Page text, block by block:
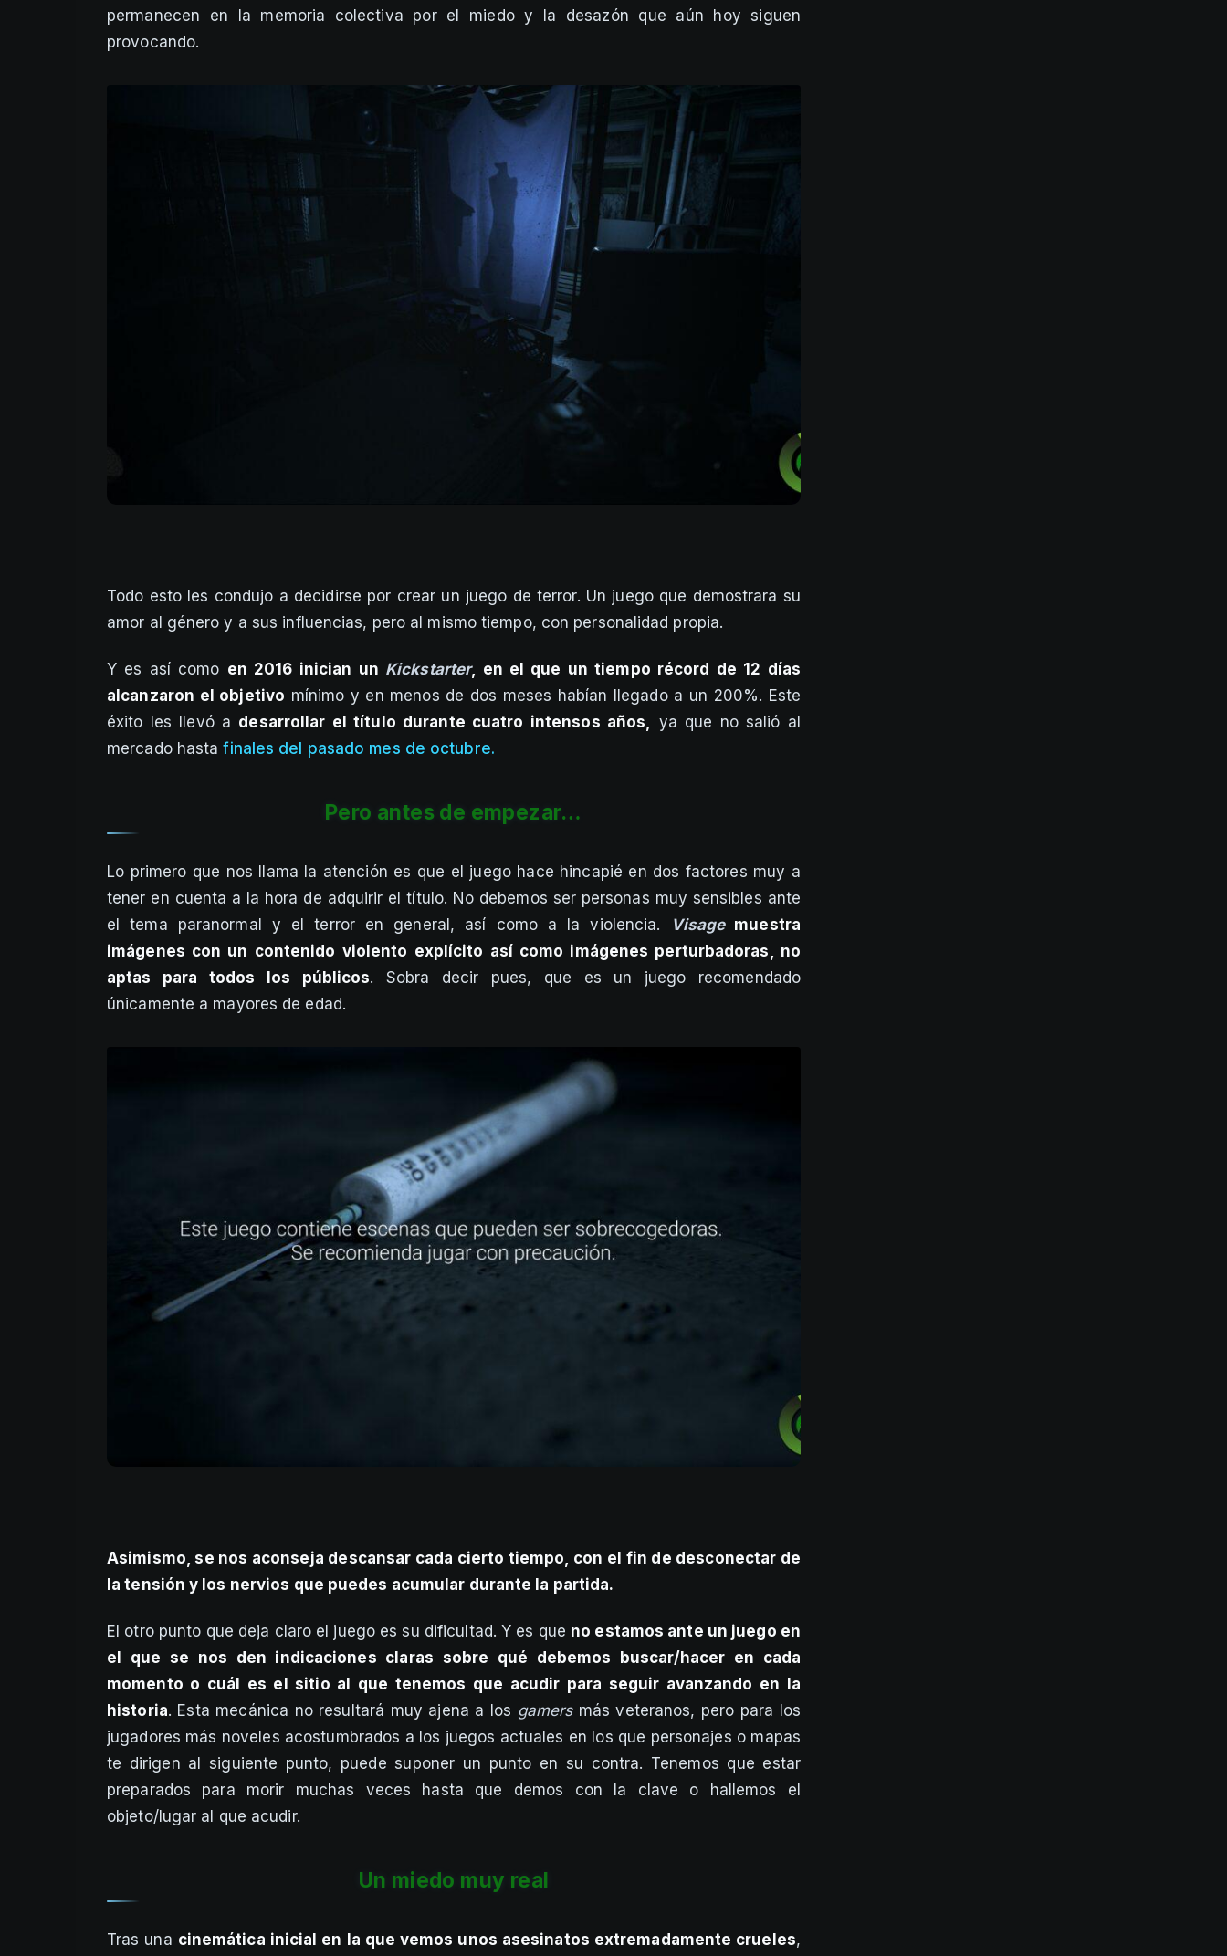
permanecen en la memoria colectiva por el miedo y la desazón que aún hoy siguen
provocando.
Todo esto les condujo a decidirse por crear un juego de terror. Un juego que demostrara su
amor al género y a sus influencias, pero al mismo tiempo, con personalidad propia.
Y es así como en 2016 inician un Kickstarter, en el que un tiempo récord de 12 días
alcanzaron el objetivo mínimo y en menos de dos meses habían llegado a un 200%. Este
éxito les llevó a desarrollar el título durante cuatro intensos años, ya que no salió al
mercado hastafinales del pasado mes de octubre.
Pero antes de empezar…
Lo primero que nos llama la atención es que el juego hace hincapié en dos factores muy a
tener en cuenta a la hora de adquirir el título. No debemos ser personas muy sensibles ante
el tema paranormal y el terror en general, así como a la violencia.
Visagemuestra
imágenes con un contenido violento explícito así como imágenes perturbadoras, no
aptas para todos los públicos. Sobra decir pues, que es un juego recomendado
únicamente a mayores de edad.
Asimismo, se nos aconseja descansar cada cierto tiempo, con el fin de desconectar de
la tensión y los nervios que puedes acumular durante la partida.
El otro punto que deja claro el juego es su dificultad. Y es que no estamos ante un juego en
el que se nos den indicaciones claras sobre qué debemos buscar/hacer en cada
momento o cuál es el sitio al que tenemos que acudir para seguir avanzando en la
historia. Esta mecánica no resultará muy ajena a los gamersmás veteranos, pero para los
jugadores más noveles acostumbrados a los juegos actuales en los que personajes o mapas
te dirigen al siguiente punto, puede suponer un punto en su contra. Tenemos que estar
preparados para morir muchas veces hasta que demos con la clave o hallemos el
objeto/lugar al que acudir.
Un miedo muy real
Tras una cinemática inicial en la que vemos unos asesinatos extremadamente crueles,